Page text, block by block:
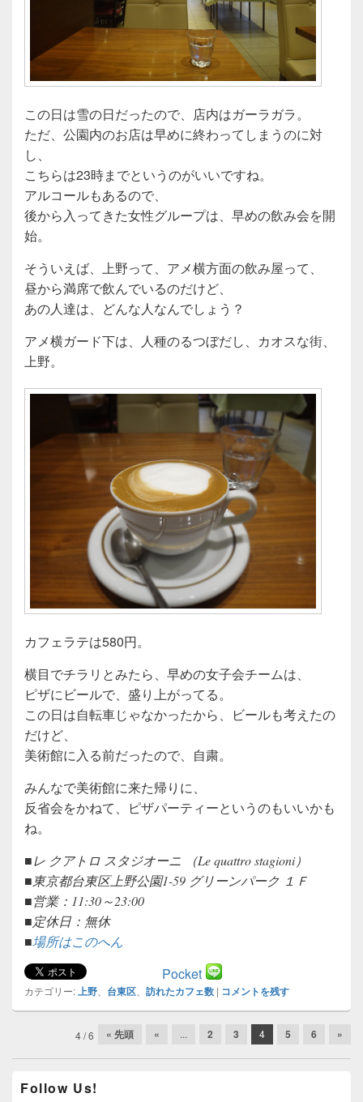
この日は雪の日だったので、店内はガーラガラ。
ただ、公園内のお店は早めに終わってしまうのに対
し、
こちらは23時までというのがいいですね。
アルコールもあるので、
後から入ってきた女性グループは、早めの飲み会を開
始。
そういえば、上野って、アメ横方面の飲み屋って、
昼から満席で飲んでいるのだけど、
あの人達は、どんな人なんでしょう？
アメ横ガード下は、人種のるつぼだし、カオスな街、
上野。
カフェラテは580円。
横目でチラリとみたら、早めの女子会チームは、
ピザにビールで、盛り上がってる。
この日は自転車じゃなかったから、ビールも考えたの
だけど、
美術館に入る前だったので、自粛。
みんなで美術館に来た帰りに、
反省会をかねて、ピザパーティーというのもいいかも
ね。
■レ クアトロ スタジオーニ （Le quattro stagioni）
■東京都台東区上野公園1-59 グリーンパーク １Ｆ
■営業：11:30～23:00
■定休日：無休
■場所はこのへん
Pocket
カテゴリー:上野 台東区 訪れたカフェ数 | コメントを残す
ビ
4 / 6 « 先頭 « ... 2 3 4 5 6 »
イFollow Us!